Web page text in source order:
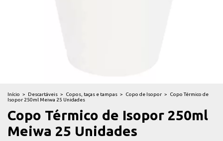
Início > Descartáveis > Copos, taças e tampas > Copo de Isopor >
Copo Térmico de
Isopor 250ml Meiwa 25 Unidades
Copo Térmico de Isopor 250ml
Meiwa 25 Unidades